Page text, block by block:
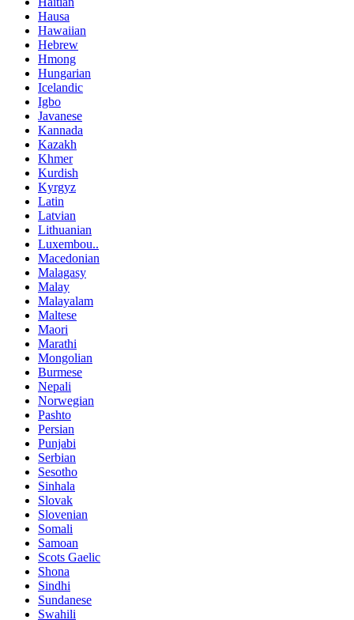
Hausa
Hawaiian
Hebrew
Hmong
Hungarian
Icelandic
Igbo
Javanese
Kannada
Kazakh
Khmer
Kurdish
Kyrgyz
Latin
Latvian
Lithuanian
Luxembou..
Macedonian
Malagasy
Malay
Malayalam
Maltese
Maori
Marathi
Mongolian
Burmese
Nepali
Norwegian
Pashto
Persian
Punjabi
Serbian
Sesotho
Sinhala
Slovak
Slovenian
Somali
Samoan
Scots Gaelic
Shona
Sindhi
Sundanese
Swahili